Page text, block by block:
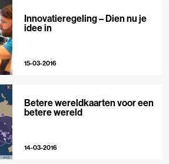
Innovatieregeling – Dien nu je
idee in
15-03-2016
Betere wereldkaarten voor een
betere wereld
14-03-2016